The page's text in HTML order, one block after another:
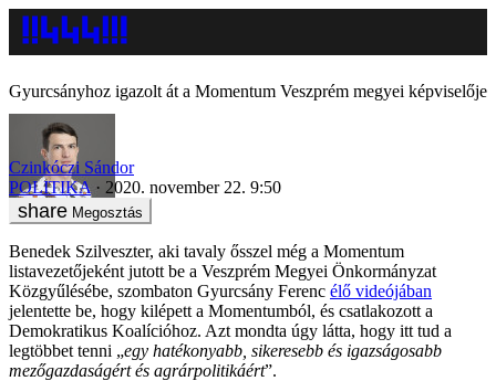
Gyurcsányhoz igazolt át a Momentum Veszprém megyei képviselője
Czinkóczi Sándor
POLITIKA
2020. november 22. 9:50
Megosztás
Benedek Szilveszter, aki tavaly ősszel még a Momentum
listavezetőjeként jutott be a Veszprém Megyei Önkormányzat
Közgyűlésébe, szombaton Gyurcsány Ferenc élő videójában
jelentette be, hogy kilépett a Momentumból, és csatlakozott a
Demokratikus Koalícióhoz. Azt mondta úgy látta, hogy itt tud a
legtöbbet tenni „egy hatékonyabb, sikeresebb és igazságosabb
mezőgazdaságért és agrárpolitikáért”.